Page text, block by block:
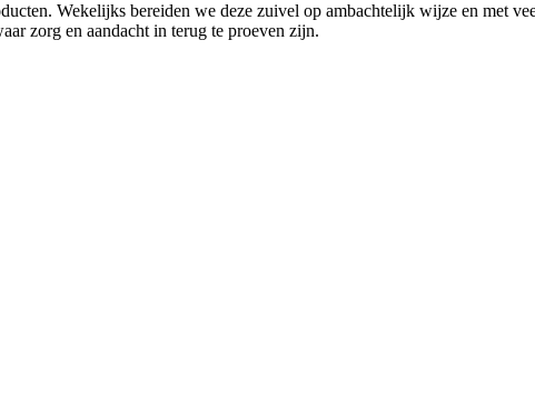
Wekelijks bereiden we deze zuivel op ambachtelijk wijze en met
zorg en aandacht in terug te proeven zijn.